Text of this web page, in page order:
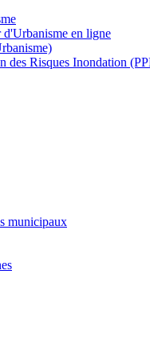
d'Urbanisme en ligne
des Risques Inondation
municipaux